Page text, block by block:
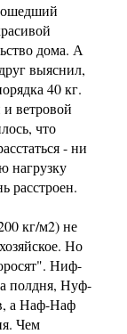
дома. А
выяснил,
40 кг.
и ветровой
что
- ни
нагрузку
расстроен.
кг/м2) не
Но
Ниф-
полдня, Нуф-
а Наф-Наф
Чем